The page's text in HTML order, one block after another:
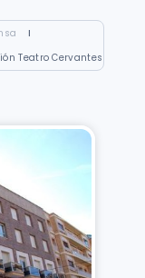
I
Teatro Cervantes